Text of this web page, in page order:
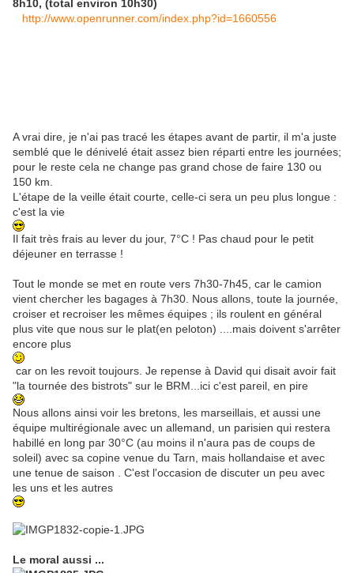
8h10, (total environ 10h30)
http://www.openrunner.com/index.php?id=1660556
A vrai dire, je n'ai pas tracé les étapes avant de partir, il m'a juste
semblé que le dénivelé était assez bien réparti entre les journées;
pour le reste cela ne change pas grand chose de faire 130 ou
150 km.
L'étape de la veille était courte, celle-ci sera un peu plus longue :
c'est la vie
Il fait très frais au lever du jour, 7°C ! Pas chaud pour le petit
déjeuner en terrasse !
Tout le monde se met en route vers 7h30-7h45, car le camion
vient chercher les bagages à 7h30. Nous allons, toute la journée,
croiser et recroiser les mêmes équipes ; ils roulent en général
plus vite que nous sur le plat(en peloton) ....mais doivent s'arrêter
encore plus
car on les revoit toujours. Je repense à David qui disait avoir fait
"la tournée des bistrots" sur le BRM...ici c'est pareil, en pire
Nous allons ainsi voir les bretons, les marseillais, et aussi une
équipe multirégionale avec un allemand, un parisien qui restera
habillé en long par 30°C (au moins il n'aura pas de coups de
soleil) avec sa copine venue du Tarn, mais hollandaise et avec
une tenue de saison . C'est l'occasion de discuter un peu avec
les uns et les autres
Le moral aussi ...